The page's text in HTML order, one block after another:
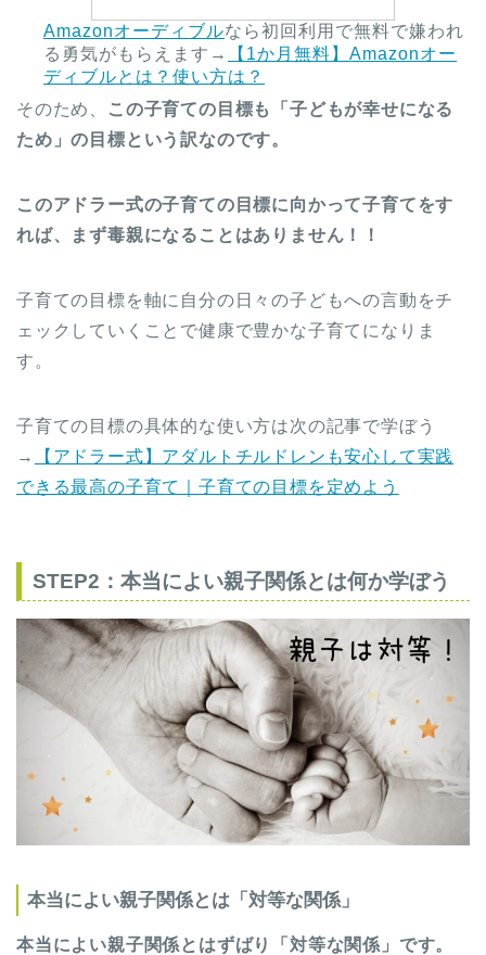
Amazonオーディブルなら初回利用で無料で嫌われ
る勇気がもらえます→
【1か月無料】Amazonオー
ディブルとは？使い方は？
そのため、
この子育ての目標も「子どもが幸せになる
ため」の目標という訳なのです。
このアドラー式の子育ての目標に向かって子育てをす
れば、まず毒親になることはありません！！
子育ての目標を軸に自分の日々の子どもへの言動をチ
ェックしていくことで健康で豊かな子育てになりま
す。
子育ての目標の具体的な使い方は次の記事で学ぼう
→
【アドラー式】アダルトチルドレンも安心して実践
できる最高の子育て｜子育ての目標を定めよう
STEP2：本当によい親子関係とは何か学ぼう
本当によい親子関係とは「対等な関係」
本当によい親子関係とはずばり「対等な関係」です。